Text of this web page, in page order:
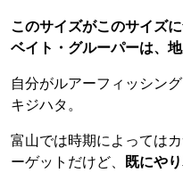
このサイズがこのサイズ
ベイト・グルーパーは、
自分がルアーフィッシン
キジハタ。
富山では時期によっては
ーゲットだけど、 既にや